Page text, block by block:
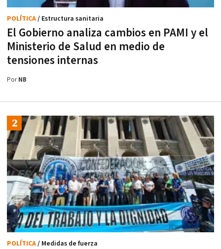
El Gobierno analiza cambios en PAMI y el
Ministerio de Salud en medio de
tensiones internas
POLÍTICA/ Estructura sanitaria
PorNB
POLÍTICA/ Medidas de fuerza